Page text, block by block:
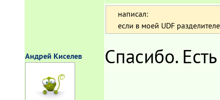
Андрей Киселев
написал:
если в моей UDF
Спасибо.